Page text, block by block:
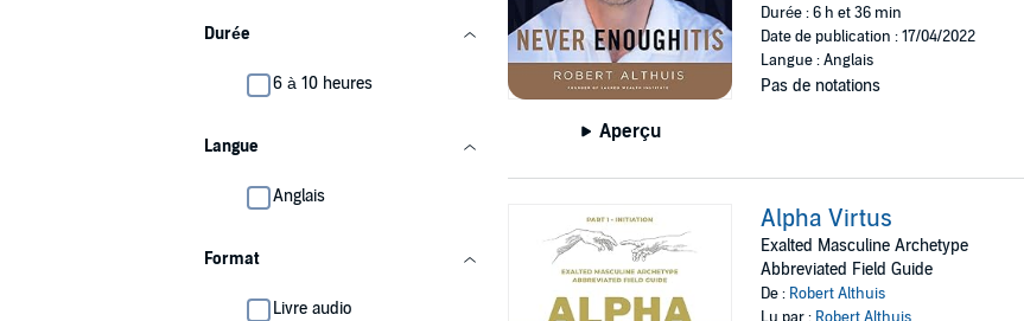
Durée
6 à 10 heures
Langue
Anglais
Format
Livre audio
Aperçu
Durée : 6 h et 36 min
Date de publication : 17/04/2022
Langue : Anglais
Pas de notations
Alpha Virtus
Exalted Masculine Archetype
Abbreviated Field Guide
De : Robert Althuis